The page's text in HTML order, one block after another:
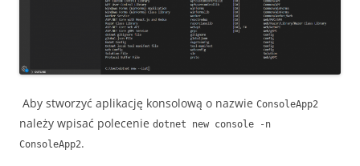
Aby stworzyć aplikację konsolową o nazwie ConsoleApp2
należy wpisać polecenie dotnet new console -n
ConsoleApp2.